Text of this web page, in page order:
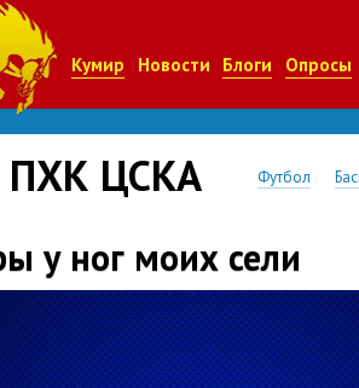
Кумир Новости Блоги Опросы
ПХК ЦСКА Футбол
у ног моих сели